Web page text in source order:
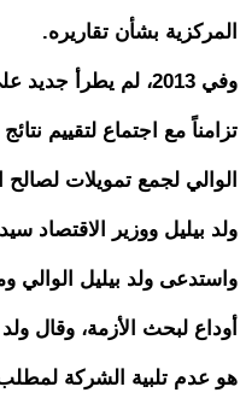
المركزية بشأن تقاريره.
وفي 2013، لم يطرأ
تزامناً مع اجتماع لتقييم
الوالي لجمع تمويلات لصالح
ولد بيليل ووزير الاقتصاد
واستدعى ولد بيليل الوالي
أوداع لبحث الأزمة، وقال
هو عدم تلبية الشركة لمطلب